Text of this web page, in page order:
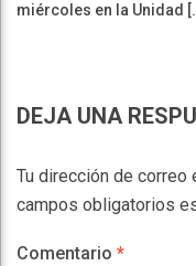
miércoles en la Unidad
DEJA UNA
Tu dirección de correo
campos obligatorios
Comentario *